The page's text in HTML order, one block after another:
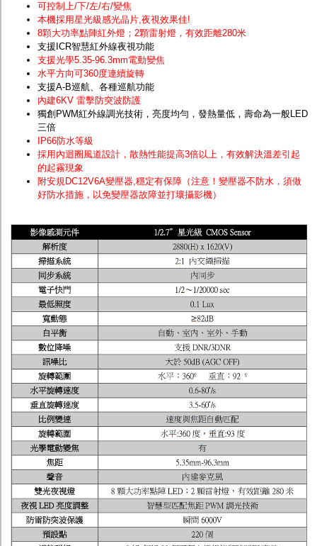
可控制上/下/左/右/變焦
本機採用星光級感光晶片,夜視效果佳!
8顆大功率點陣紅外燈；2顆雷射燈，有效距離280米
支援ICR智慧紅外線夜視功能
支援光學5.35-96.3mm電動變焦
水平方向可360度連續旋轉
支援A-B巡航、各種巡航功能
內建6KV 雷擊防突波防護
獨創PWM紅外線調光技術，亮度均勻，發熱量低，壽命為一般LED
三倍
IP66防水等級
採用內迴圈風道設計，散熱性能提高3倍以上，有效解決溫差引起
的起霧現象
附安規DC12V6A變壓器,穩定有保障（注意！變壓器不防水，須做
好防水措施，以免變壓器故障並打壞攝影機）